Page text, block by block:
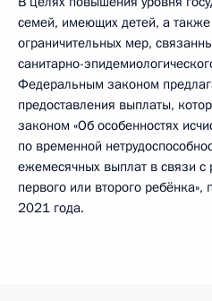
семей, имеющих детей, а
ограничительных мер,
санитарно-
Федеральным законом
предоставления выплаты,
законом «Об особенностях
по временной
ежемесячных выплат в связи
первого или второго ребёнка»,
2021 года.